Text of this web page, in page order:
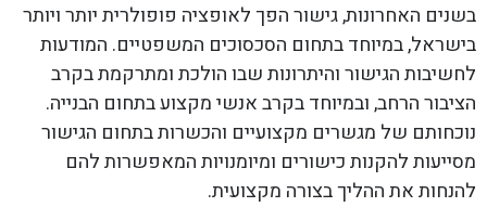
בשנים האחרונות, גישור הפך לאופציה פופולרית יותר ויותר
בישראל, במיוחד בתחום הסכסוכים המשפטיים. המודעות
לחשיבות הגישור והיתרונות שבו הולכת ומתרקמת בקרב
הציבור הרחב, ובמיוחד בקרב אנשי מקצוע בתחום הבנייה.
נוכחותם של מגשרים מקצועיים והכשרות בתחום הגישור
מסייעות להקנות כישורים ומיומנויות המאפשרות להם
להנחות את ההליך בצורה מקצועית.